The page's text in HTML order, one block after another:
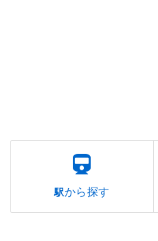
駅から探す